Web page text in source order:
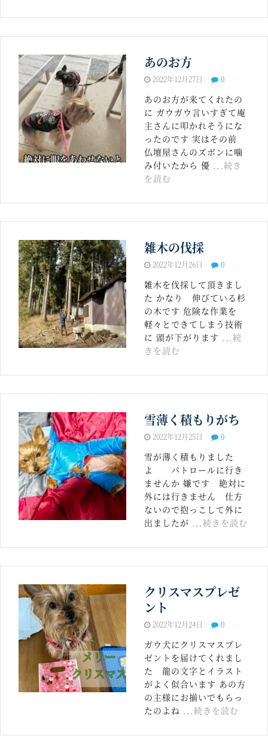
あのお方
2022年12月27日 0
あのお方が来てくれたの
に ガウガウ言いすぎて庵
主さんに叩かれそうにな
ったのです 実はその前
仏壇屋さんのズボンに噛
み付いたから 優 ...続き
を読む
雑木の伐採
2022年12月26日 0
雑木を伐採して頂きまし
た かなり 伸びている杉
の木です 危険な作業を
軽々とできてしまう技術
に 頭が下がります ...続
きを読む
雪薄く積もりがち
2022年12月25日 0
雪が薄く積もりました
よ パトロールに行き
ませんか 嫌です 絶対に
外には行きません 仕方
ないので抱っこして外に
出ましたが ...続きを読む
クリスマスプレゼ
ント
2022年12月24日 0
ガウ犬にクリスマスプレ
ゼントを届けてくれまし
た 龍の文字とイラスト
がよく似合います あの方
の主様にお揃いでもらっ
たのよね ...続きを読む